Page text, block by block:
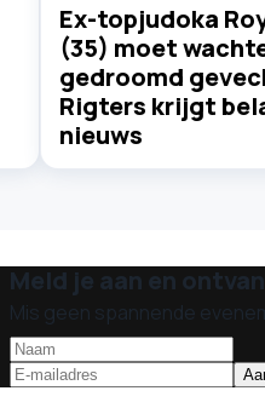
Ex-topjudoka
(35) moet
gedroomd
Rigters krijgt
nieuws
Meld je aan en
Mis geen spannende